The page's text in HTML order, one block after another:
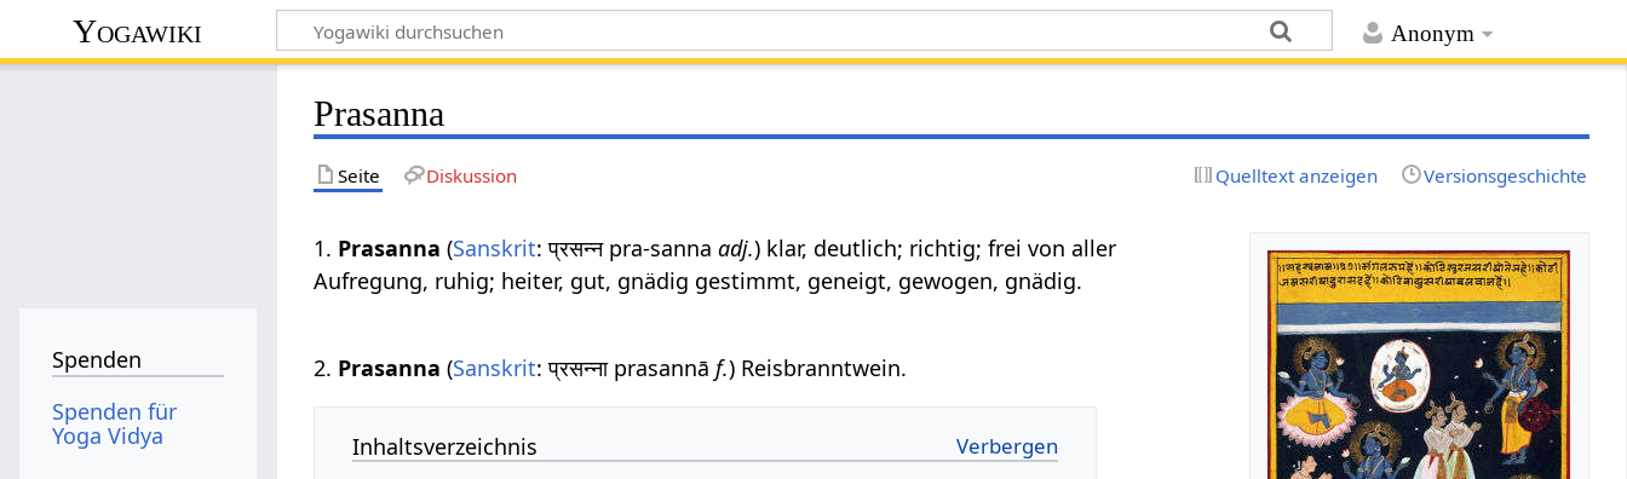
Anonym
Yogawiki
Prasanna
Seite Diskussion Quelltext anzeigen Versionsgeschichte
1. Prasanna (Sanskrit: प्रसन्न pra-sannaadj.) klar, deutlich; richtig; frei von aller
Aufregung, ruhig; heiter, gut, gnädig gestimmt, geneigt, gewogen, gnädig.
2. Prasanna (Sanskrit: प्रसन्ना prasannā f.) Reisbranntwein.
Inhaltsverzeichnis
Spenden
Spenden für
Yoga Vidya